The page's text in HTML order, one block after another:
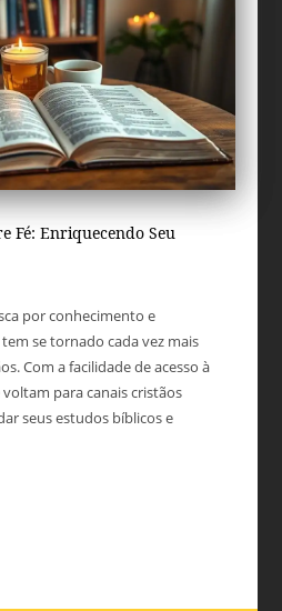
Fé: Enriquecendo Seu
por conhecimento e
se tornado cada vez mais
Com a facilidade de acesso à
para canais cristãos
seus estudos bíblicos e